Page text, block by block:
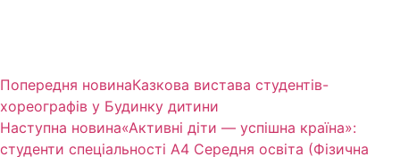
Попередня новинаКазкова вистава студентів-
хореографів у Будинку дитини
Наступна новина«Активні діти — успішна країна»:
студенти спеціальності А4 Середня освіта (Фізична